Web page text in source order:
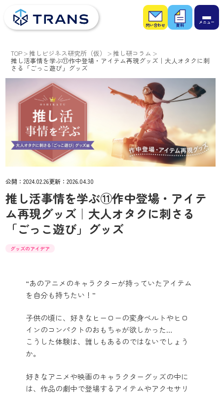
お問
い合
わせ
お役
立ち
資料
TOP 推しビジネス研究所（仮） 推し研コラム
推し活事情を学ぶ⑪作中登場・アイテム再現グッズ｜大人オタクに刺
さる「ごっこ遊び」グッズ
公開：2024.02.26更新：2026.04.30
推し活事情を学ぶ⑪作中登場・アイテ
ム再現グッズ｜大人オタクに刺さる
「ごっこ遊び」グッズ
グッズのアイデア
“あのアニメのキャラクターが持っていたアイテム
を自分も持ちたい！”
子供の頃に、好きなヒーローの変身ベルトやヒロ
インのコンパクトのおもちゃが欲しかった…
こうした体験は、誰しもあるのではないでしょう
か。
好きなアニメや映画のキャラクターグッズの中に
は、作品の劇中で登場するアイテムやアクセサリ